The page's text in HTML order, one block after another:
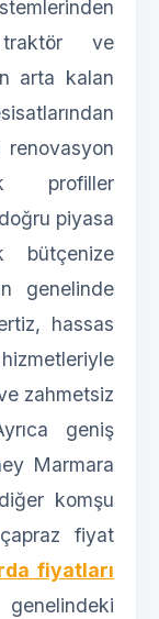
traktör ve
arta kalan
renovasyon
profiller
piyasa
bütçenize
genelinde
hassas
hizmetleriyle
zahmetsiz
geniş
Marmara
komşu
fiyat
fiyatları